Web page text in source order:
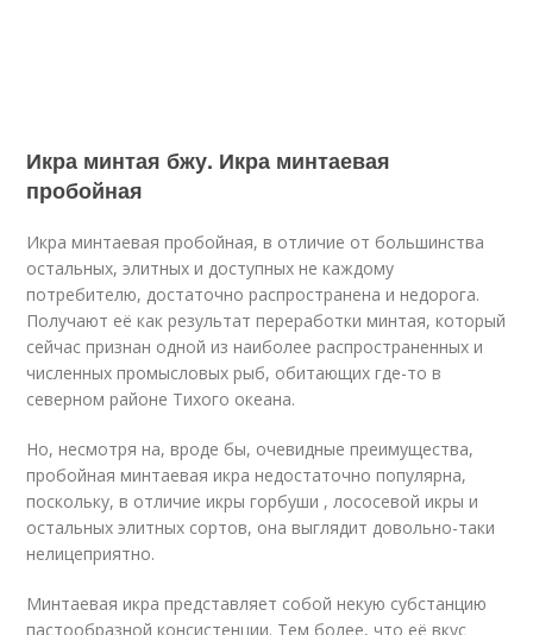
Икра минтая бжу. Икра минтаевая
пробойная
Икра минтаевая пробойная, в отличие от большинства
остальных, элитных и доступных не каждому
потребителю, достаточно распространена и недорога.
Получают её как результат переработки минтая, который
сейчас признан одной из наиболее распространенных и
численных промысловых рыб, обитающих где-то в
северном районе Тихого океана.
Но, несмотря на, вроде бы, очевидные преимущества,
пробойная минтаевая икра недостаточно популярна,
поскольку, в отличие икры горбуши , лососевой икры и
остальных элитных сортов, она выглядит довольно-таки
нелицеприятно.
Минтаевая икра представляет собой некую субстанцию
пастообразной консистенции. Тем более, что её вкус